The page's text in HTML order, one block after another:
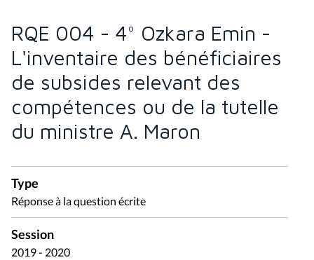
RQE 004 - 4° Ozkara Emin -
L'inventaire des bénéficiaires
de subsides relevant des
compétences ou de la tutelle
du ministre A. Maron
Type
Réponse à la question écrite
Session
2019 - 2020